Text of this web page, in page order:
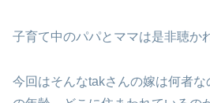
子育て中のパパとママは是非聴か
今回はそんなtakさんの嫁は何者